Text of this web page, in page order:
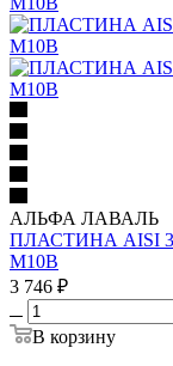
АЛЬФА ЛАВАЛЬ
ПЛАСТИНА AISI
M10B
3 746 ₽
В корзину